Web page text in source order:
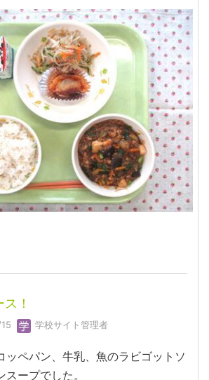
！
学校サイト管理者
ッペパン、牛乳、魚のラビゴットソ
ープでした。